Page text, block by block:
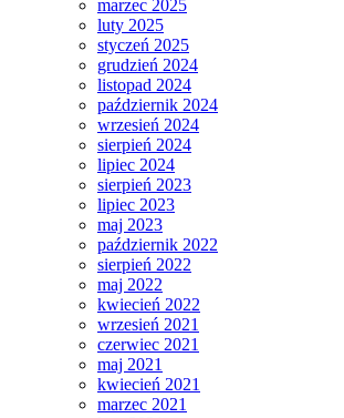
marzec 2025
luty 2025
styczeń 2025
grudzień 2024
listopad 2024
październik 2024
wrzesień 2024
sierpień 2024
lipiec 2024
sierpień 2023
lipiec 2023
maj 2023
październik 2022
sierpień 2022
maj 2022
kwiecień 2022
wrzesień 2021
czerwiec 2021
maj 2021
kwiecień 2021
marzec 2021